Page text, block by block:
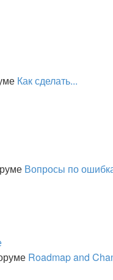
Как сделать...
Вопросы по
Roadmap and